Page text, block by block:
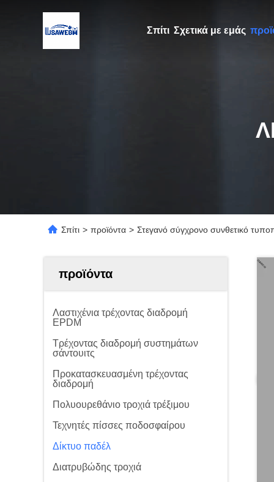
Σπίτι Σχετικά με εμάς
Σπίτι > προϊόντα > Στεγανό σύγχρονο συνθετικό
προϊόντα
Λαστιχένια τρέχοντας διαδρομή
EPDM
Τρέχοντας διαδρομή συστημάτων
σάντουιτς
Προκατασκευασμένη τρέχοντας
διαδρομή
Πολυουρεθάνιο τροχιά τρέξιμου
Τεχνητές πίσσες ποδοσφαίρου
Δίκτυο παδέλ
Διατρυβώδης τροχιά